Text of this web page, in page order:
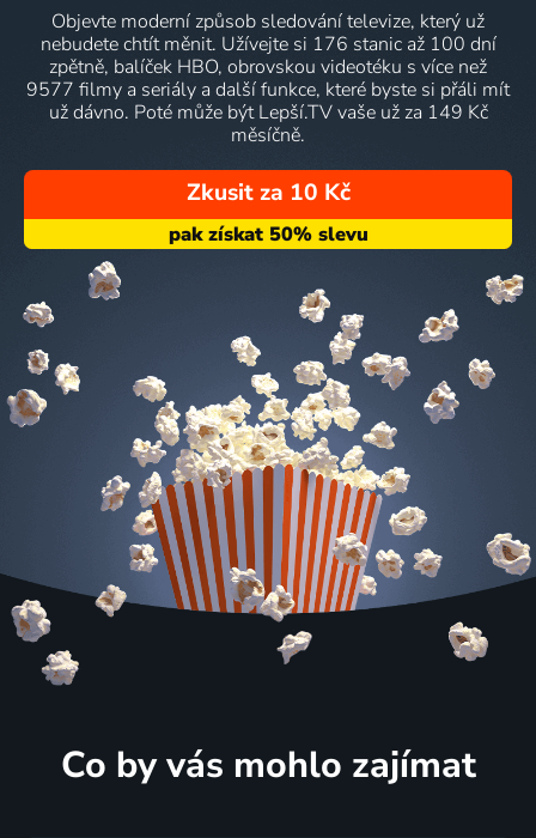
Objevte moderní způsob sledování televize, který už
nebudete chtít měnit. Užívejte si 176 stanic až 100 dní
zpětně, balíček HBO, obrovskou videotéku s více než
9577 filmy a seriály a další funkce, které byste si přáli mít
už dávno. Poté může být Lepší.TV vaše už za 149 Kč
měsíčně.
Zkusit za 10 Kč
Co by vás mohlo zajímat